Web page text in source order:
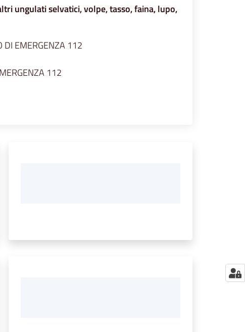
ungulati selvatici, volpe, tasso, faina, lupo,
EMERGENZA 112
112